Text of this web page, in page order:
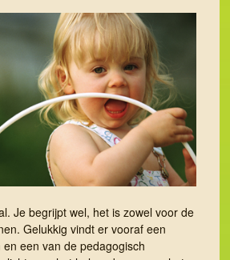
Je begrijpt wel, het is zowel voor de
Gelukkig vindt er vooraf een
een van de pedagogisch